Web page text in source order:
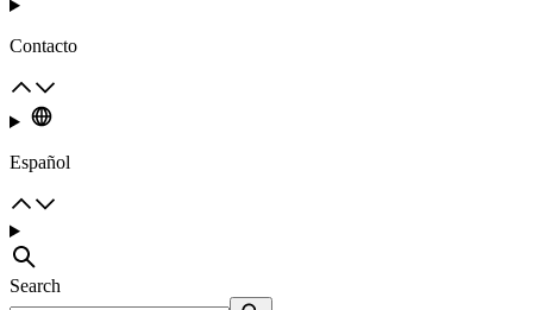
Contacto
Español
Search